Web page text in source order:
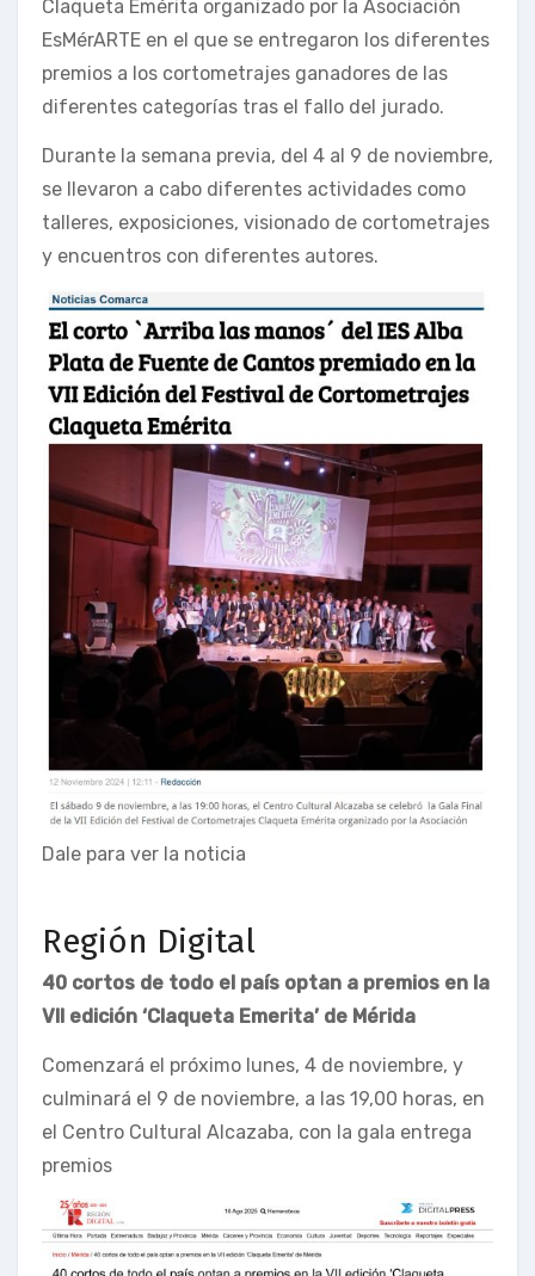
Claqueta Emérita organizado por la Asociación
EsMérARTE en el que se entregaron los diferentes
premios a los cortometrajes ganadores de las
diferentes categorías tras el fallo del jurado.
Durante la semana previa, del 4 al 9 de noviembre,
se llevaron a cabo diferentes actividades como
talleres, exposiciones, visionado de cortometrajes
y encuentros con diferentes autores.
Dale para ver la noticia
Región Digital
40 cortos de todo el país optan a premios en la
VII edición ‘Claqueta Emerita’ de Mérida
Comenzará el próximo lunes, 4 de noviembre, y
culminará el 9 de noviembre, a las 19,00 horas, en
el Centro Cultural Alcazaba, con la gala entrega
premios